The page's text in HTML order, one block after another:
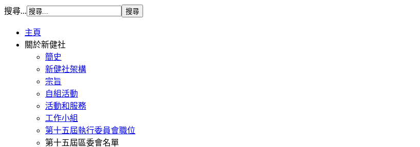
搜尋...
主頁
關於新健社
簡史
新健社架構
宗旨
自組活動
活動和服務
工作小組
第十五屆執行委員會職位
第十五屆區委會名單